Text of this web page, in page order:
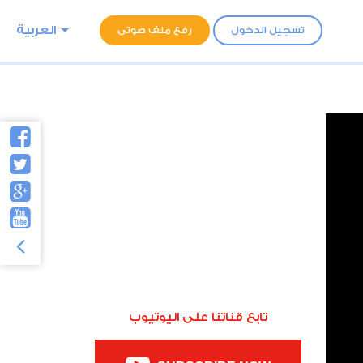
تسجيل الدخول رفع ملف صوتى العربية
تابع قناتنا على اليوتيوب